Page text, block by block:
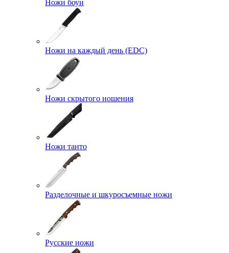
Ножи боуи
Ножи на каждый день (EDC)
Ножи скрытого ношения
Ножи танто
Разделочные и шкуросъемные ножи
Русские ножи